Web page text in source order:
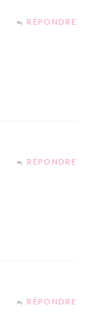
RÉPONDRE
RÉPONDRE
RÉPONDRE